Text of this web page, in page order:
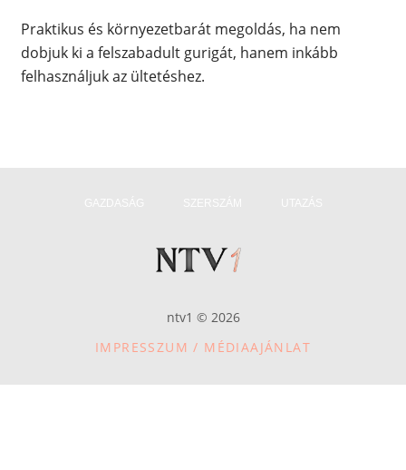
Praktikus és környezetbarát megoldás, ha nem
dobjuk ki a felszabadult gurigát, hanem inkább
felhasználjuk az ültetéshez.
ntv1 © 2026
IMPRESSZUM / MÉDIAAJÁNLAT